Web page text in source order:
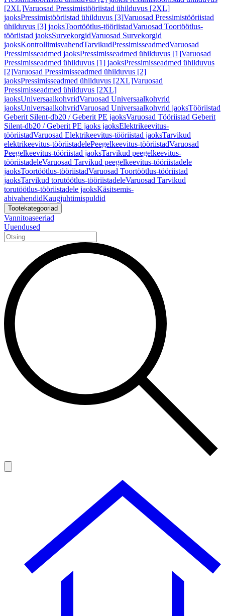
[2XL]Varuosad Pressimistööriistad ühilduvus [2XL]
jaoksPressimistööriistad ühilduvus [3]Varuosad Pressimistööriistad
ühilduvus [3] jaoksToortöötlus-tööriistadVaruosad Toortöötlus-
tööriistad jaoksSurvekorgidVaruosad Survekorgid
jaoksKontrollimisvahendTarvikudPressimisseadmedVaruosad
Pressimisseadmed jaoksPressimisseadmed ühilduvus [1]Varuosad
Pressimisseadmed ühilduvus [1] jaoksPressimisseadmed ühilduvus
[2]Varuosad Pressimisseadmed ühilduvus [2]
jaoksPressimisseadmed ühilduvus [2XL]Varuosad
Pressimisseadmed ühilduvus [2XL]
jaoksUniversaalkohvridVaruosad Universaalkohvrid
jaoksUniversaalkohvridVaruosad Universaalkohvrid jaoksTööriistad
Geberit Silent-db20 / Geberit PE jaoksVaruosad Tööriistad Geberit
Silent-db20 / Geberit PE jaoks jaoksElektrikeevitus-
tööriistadVaruosad Elektrikeevitus-tööriistad jaoksTarvikud
elektrikeevitus-tööriistadelePeegelkeevitus-tööriistadVaruosad
Peegelkeevitus-tööriistad jaoksTarvikud peegelkeevitus-
tööriistadeleVaruosad Tarvikud peegelkeevitus-tööriistadele
jaoksToortöötlus-tööriistadVaruosad Toortöötlus-tööriistad
jaoksTarvikud torutöötlus-tööriistadeleVaruosad Tarvikud
torutöötlus-tööriistadele jaoksKäsitsemis-
abivahendidKaugjuhtimispuldid
Tootekategooriad
Vannitoaseeriad
Uuendused